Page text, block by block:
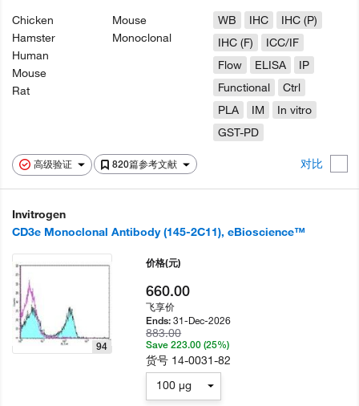
高级验证 820篇参考文献 对比
Chicken
Hamster
Human
Mouse
Rat
Mouse
Monoclonal
WB
IHC
IHC (P)
IHC (F)
ICC/IF
Flow
ELISA
IP
Functional
Ctrl
PLA
IM
In vitro
GST-PD
Invitrogen
CD3e Monoclonal Antibody (145-2C11), eBioscience™
94
价格(元)
660.00
飞享价
Ends:31-Dec-2026
883.00
Save 223.00 (25%)
货号 14-0031-82
100 µg